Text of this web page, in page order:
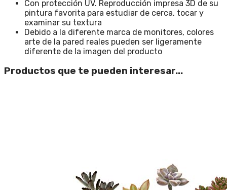
Con protección UV. Reproducción impresa 3D de su
pintura favorita para estudiar de cerca, tocar y
examinar su textura
Debido a la diferente marca de monitores, colores
arte de la pared reales pueden ser ligeramente
diferente de la imagen del producto
Productos que te pueden interesar...